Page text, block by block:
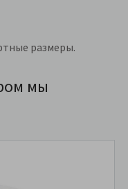
размеры.
мы